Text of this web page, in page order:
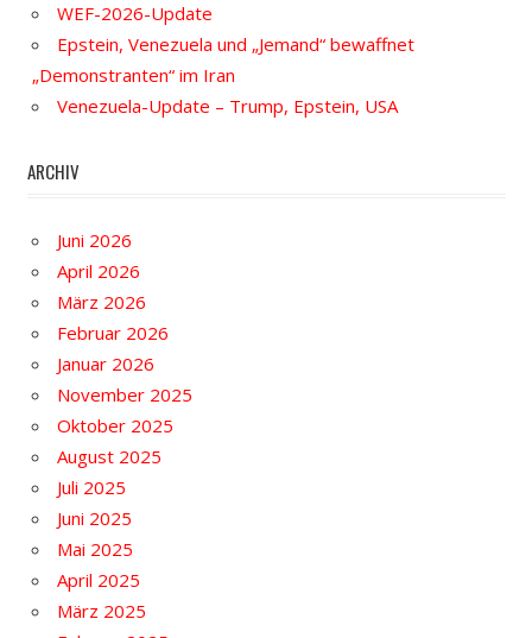
WEF-2026-Update
Epstein, Venezuela und „Jemand“ bewaffnet
„Demonstranten“ im Iran
Venezuela-Update – Trump, Epstein, USA
ARCHIV
Juni 2026
April 2026
März 2026
Februar 2026
Januar 2026
November 2025
Oktober 2025
August 2025
Juli 2025
Juni 2025
Mai 2025
April 2025
März 2025